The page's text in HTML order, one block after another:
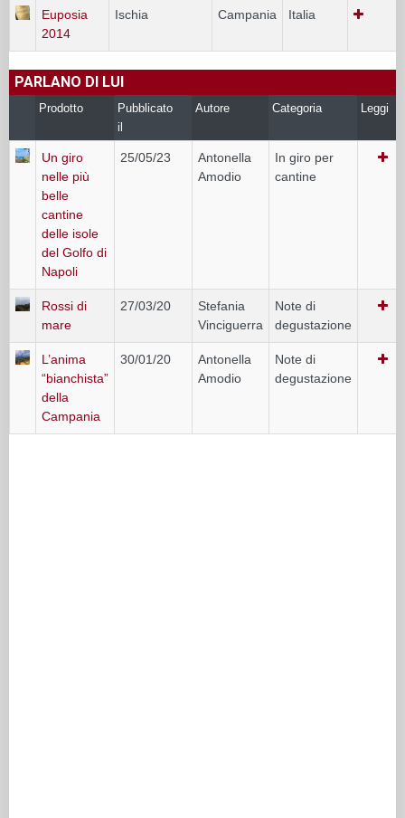
Euposia
2014
Ischia Campania Italia
PARLANO DI LUI
Prodotto
Pubblicato
il
Autore Categoria Leggi
Un giro
nelle più
belle
cantine
delle isole
del Golfo di
Napoli
25/05/23
Antonella
Amodio
In giro per
cantine
Rossi di
mare
27/03/20
Stefania
Vinciguerra
Note di
degustazione
L’anima
“bianchista”
della
Campania
30/01/20
Antonella
Amodio
Note di
degustazione